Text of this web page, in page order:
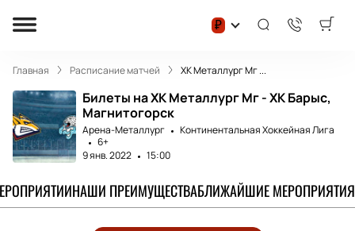
₽
Главная Расписание матчей ХК Металлург Мг ...
Билеты на ХК Металлург Мг - ХК Барыс,
Магнитогорск
Арена-Металлург
Континентальная Хоккейная Лига
6+
9 янв. 2022
15:00
НАШИ ПРЕИМУЩЕСТВАБЛИЖАЙШИЕ МЕРОПРИЯТИЯ